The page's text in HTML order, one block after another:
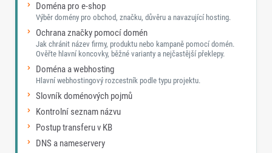
Doména pro e-shop
Výběr domény pro obchod, značku, důvěru a navazující hosting.
Ochrana značky pomocí domén
Jak chránit název firmy, produktu nebo kampaně pomocí domén.
Ověřte hlavní koncovky, běžné varianty a nejčastější překlepy.
Doména a webhosting
Hlavní webhostingový rozcestník podle typu projektu.
Slovník doménových pojmů
Kontrolní seznam názvu
Postup transferu v KB
DNS a nameservery